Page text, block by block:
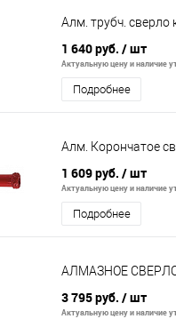
Алм. трубч. сверло
1 640 руб. / шт
Актуальную цену и наличие
Подробнее
Алм. Корончатое
1 609 руб. / шт
Актуальную цену и наличие
Подробнее
АЛМАЗНОЕ
3 795 руб. / шт
Актуальную цену и наличие